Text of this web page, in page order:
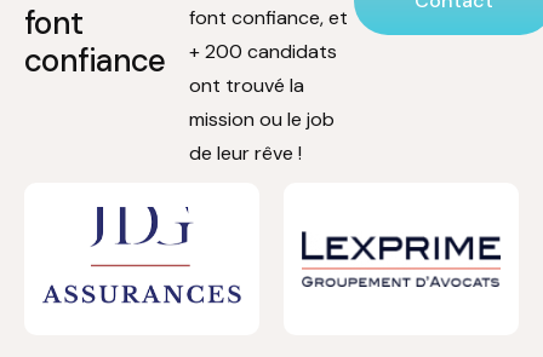
font
confiance
font confiance, et
+ 200 candidats
ont trouvé la
mission ou le job
de leur rêve !